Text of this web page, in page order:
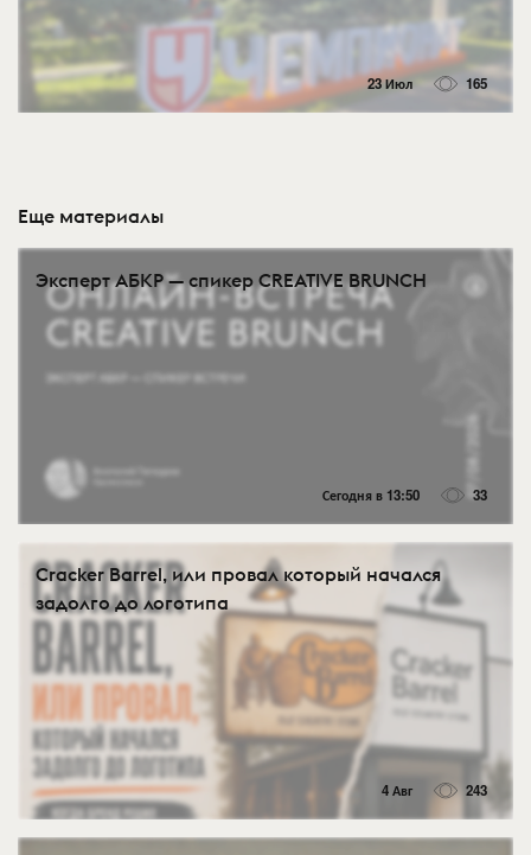
23 Июл 165
Еще материалы
Эксперт АБКР — спикер CREATIVE BRUNCH
Сегодня в 13:50 33
Cracker Barrel, или провал который начался
задолго до логотипа
4 Авг 243